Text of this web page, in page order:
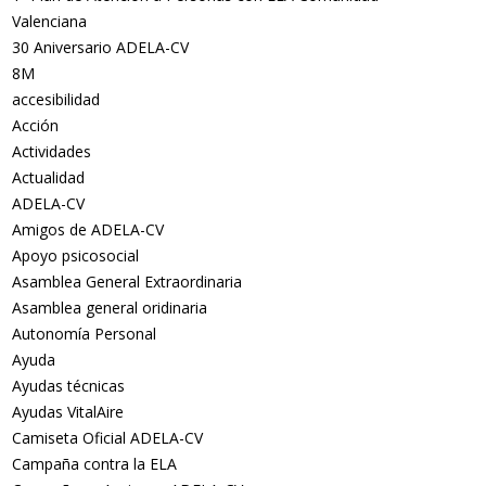
Valenciana
30 Aniversario ADELA-CV
8M
accesibilidad
Acción
Actividades
Actualidad
ADELA-CV
Amigos de ADELA-CV
Apoyo psicosocial
Asamblea General Extraordinaria
Asamblea general oridinaria
Autonomía Personal
Ayuda
Ayudas técnicas
Ayudas VitalAire
Camiseta Oficial ADELA-CV
Campaña contra la ELA